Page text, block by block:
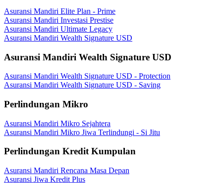
Asuransi Mandiri Elite Plan - Prime
Asuransi Mandiri Investasi Prestise
Asuransi Mandiri Ultimate Legacy
Asuransi Mandiri Wealth Signature USD
Asuransi Mandiri Wealth Signature USD
Asuransi Mandiri Wealth Signature USD - Protection
Asuransi Mandiri Wealth Signature USD - Saving
Perlindungan Mikro
Asuransi Mandiri Mikro Sejahtera
Asuransi Mandiri Mikro Jiwa Terlindungi - Si Jitu
Perlindungan Kredit Kumpulan
Asuransi Mandiri Rencana Masa Depan
Asuransi Jiwa Kredit Plus